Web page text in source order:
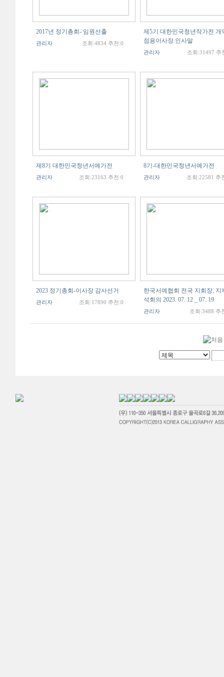
2017년 정기총회- 임원선출
관리자 조회:4834 추천:0
제5기 대한민국청년작가전 개
점용이사장 인사말
관리자 조회:31497 추
제8기 대한민국청년서예가전
관리자 조회:23163 추천:0
8기-대한민국청년서예가전
관리자 조회:22581 추
2023 정기총회-이사장 감사선거
관리자 조회:17890 추천:0
한국서예협회 전국 지회장, 지
석회의 2023. 07. 12 _ 07. 19
관리자 조회:3488 추